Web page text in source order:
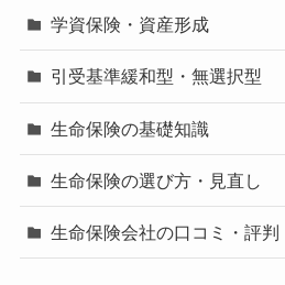
学資保険・資産形成
引受基準緩和型・無選択型
生命保険の基礎知識
生命保険の選び方・見直し
生命保険会社の口コミ・評判